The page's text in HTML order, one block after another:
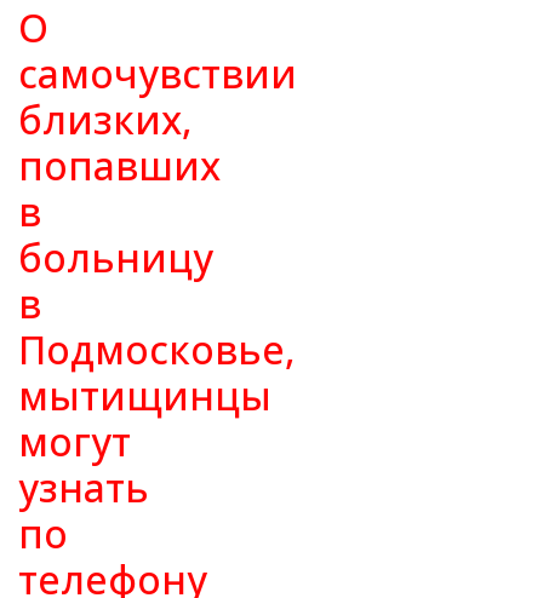
О
самочувствии
близких,
попавших
в
больницу
в
Подмосковье,
мытищинцы
могут
узнать
по
телефону